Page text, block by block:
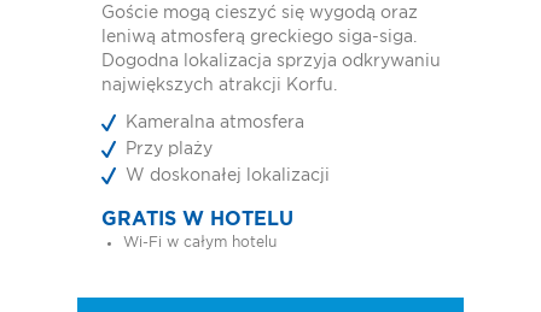
Goście mogą cieszyć się wygodą oraz
leniwą atmosferą greckiego siga-siga.
Dogodna lokalizacja sprzyja odkrywaniu
największych atrakcji Korfu.
Kameralna atmosfera
Przy plaży
W doskonałej lokalizacji
GRATIS W HOTELU
Wi-Fi w całym hotelu